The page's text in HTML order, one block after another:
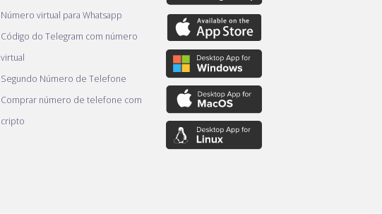
Número virtual para Whatsapp
Código do Telegram com número
virtual
Segundo Número de Telefone
Comprar número de telefone com
cripto